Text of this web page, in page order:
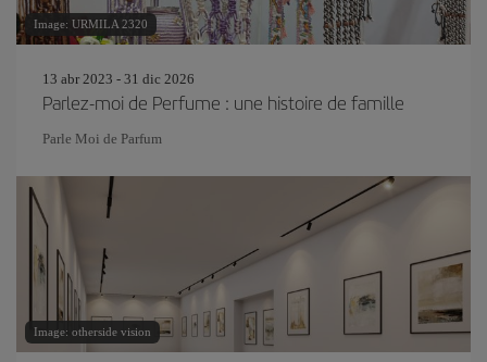
Image: URMILA 2320
13 abr 2023 - 31 dic 2026
Parlez-moi de Perfume : une histoire de famille
Parle Moi de Parfum
Image: otherside vision